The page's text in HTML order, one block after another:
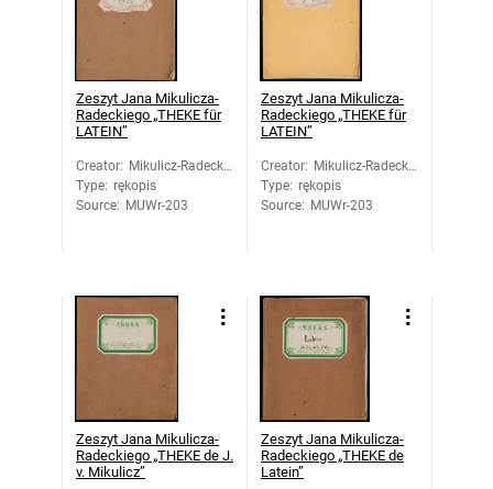
Zeszyt Jana Mikulicza-
Radeckiego „THEKE für
LATEIN”
Creator: Mikulicz-Radecki,
Jan
Type: rękopis
Source: MUWr-203
Zeszyt Jana Mikulicza-
Radeckiego „THEKE für
LATEIN”
Creator: Mikulicz-Radecki,
Jan
Type: rękopis
Source: MUWr-203
Zeszyt Jana Mikulicza-
Radeckiego „THEKE de J.
v. Mikulicz”
Zeszyt Jana Mikulicza-
Radeckiego „THEKE de
Latein”